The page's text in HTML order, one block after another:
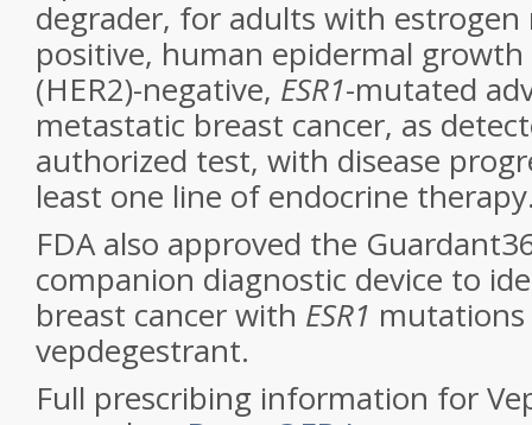
degrader, for adults with estrogen
positive, human epidermal
(HER2)-negative, ESR1-mutated
metastatic breast cancer, as
authorized test, with disease
least one line of endocrine
FDA also approved the
companion diagnostic device to
breast cancer with ESR1
vepdegestrant.
Full prescribing information for